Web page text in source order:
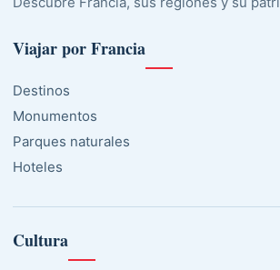
Viajar por Francia
Destinos
Monumentos
Parques naturales
Hoteles
Cultura